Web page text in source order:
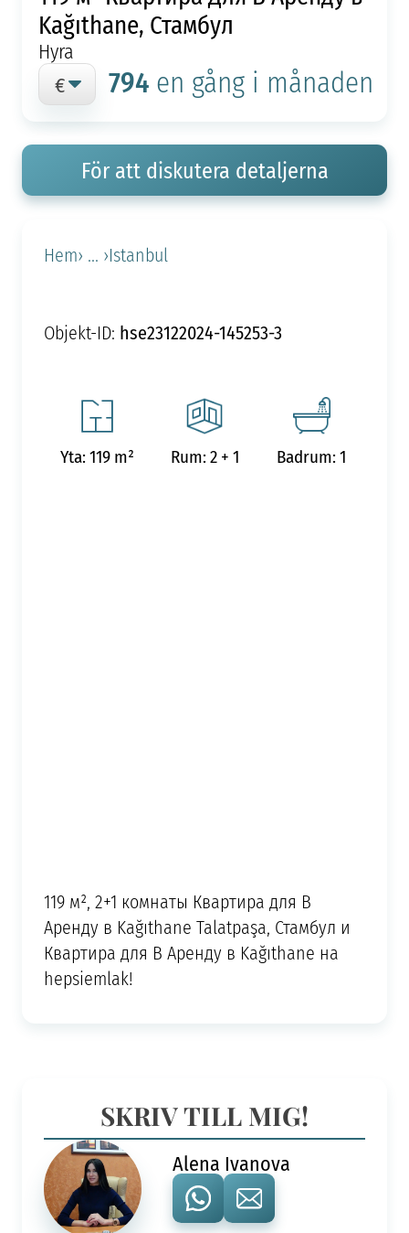
Kağıthane, Стамбул
Hyra
794 en gång i månaden
För att diskutera detaljerna
Hem› ... ›Istanbul
Objekt-ID: hse23122024-145253-3
Yta: 119 m² Rum: 2 + 1 Badrum: 1
119 м², 2+1 комнаты Квартира для В
Аренду в Kağıthane Talatpaşa, Стамбул и
Квартира для В Аренду в Kağıthane на
hepsiemlak!
SKRIV TILL MIG!
Alena Ivanova